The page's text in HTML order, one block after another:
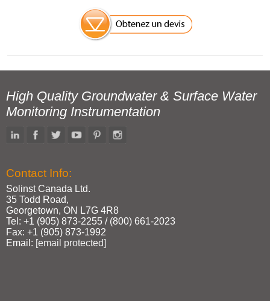
High Quality Groundwater & Surface Water
Monitoring Instrumentation
Contact Info:
Solinst Canada Ltd.
35 Todd Road,
Georgetown, ON L7G 4R8
Tel: +1 (905) 873‑2255 / (800) 661‑2023
Fax: +1 (905) 873‑1992
Email: [email protected]